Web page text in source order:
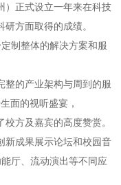
）正式设立一年来在科技
方面取得的成绩。
制整体的解决方案和服
整的产业架构与周到的服
面的视听盛宴，
方及嘉宾的高度赞赏。
新成果展示论坛和校园音
厅、流动演出等不同应